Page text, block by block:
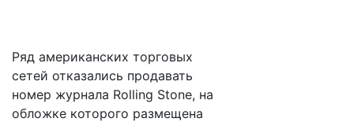
Ряд американских торговых
сетей отказались продавать
номер журнала Rolling Stone, на
обложке которого размещена